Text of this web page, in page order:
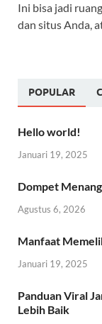
Ini bisa jadi
dan situs Anda,
POPULAR
Hello world!
Januari 19, 2025
Dompet
Agustus 6, 2026
Manfaat
Januari 19, 2025
Panduan Viral
Lebih Baik